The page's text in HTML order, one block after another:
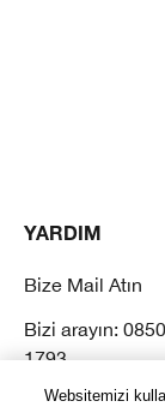
YARDIM
Bize Mail Atın
Bizi arayın:
1793
Sık Sorulan
Websitemizi